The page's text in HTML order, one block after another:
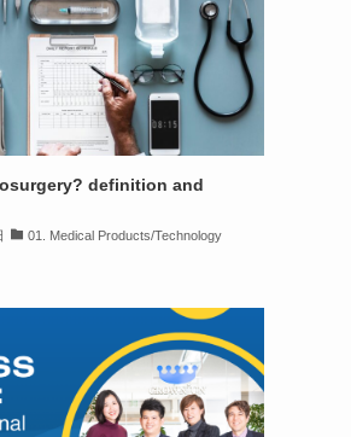
definition and
01. Medical Products/Technology